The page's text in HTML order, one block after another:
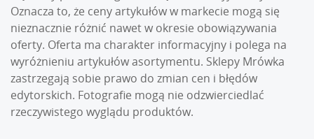
Oznacza to, że ceny artykułów w markecie mogą się
nieznacznie różnić nawet w okresie obowiązywania
oferty. Oferta ma charakter informacyjny i polega na
wyróżnieniu artykułów asortymentu. Sklepy Mrówka
zastrzegają sobie prawo do zmian cen i błędów
edytorskich. Fotografie mogą nie odzwierciedlać
rzeczywistego wyglądu produktów.